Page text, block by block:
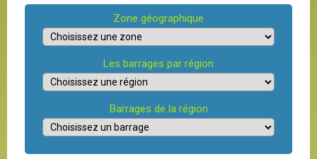
Zone géographique
Les barrages par région
Barrages de la région